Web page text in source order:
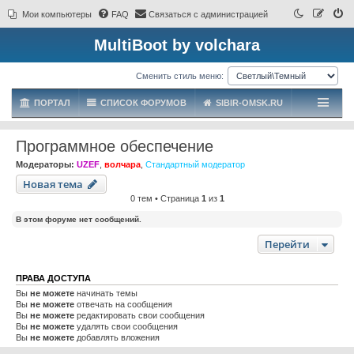
Мои компьютеры FAQ Связаться с администрацией
MultiBoot by volchara
Сменить стиль меню:
ПОРТАЛ СПИСОК ФОРУМОВ SIBIR-OMSK.RU
Программное обеспечение
Модераторы: UZEF волчара Стандартный модератор
Новая тема
0 тем • Страница 1 из 1
В этом форуме нет сообщений.
Перейти
ПРАВА ДОСТУПА
Вы не можете начинать темы
Вы не можете отвечать на сообщения
Вы не можете редактировать свои сообщения
Вы не можете удалять свои сообщения
Вы не можете добавлять вложения